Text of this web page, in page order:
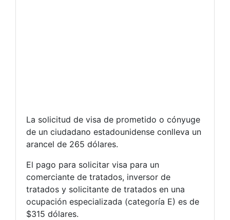
La solicitud de visa de prometido o cónyuge
de un ciudadano estadounidense conlleva un
arancel de 265 dólares.
El pago para solicitar visa para un
comerciante de tratados, inversor de
tratados y solicitante de tratados en una
ocupación especializada (categoría E) es de
$315 dólares.